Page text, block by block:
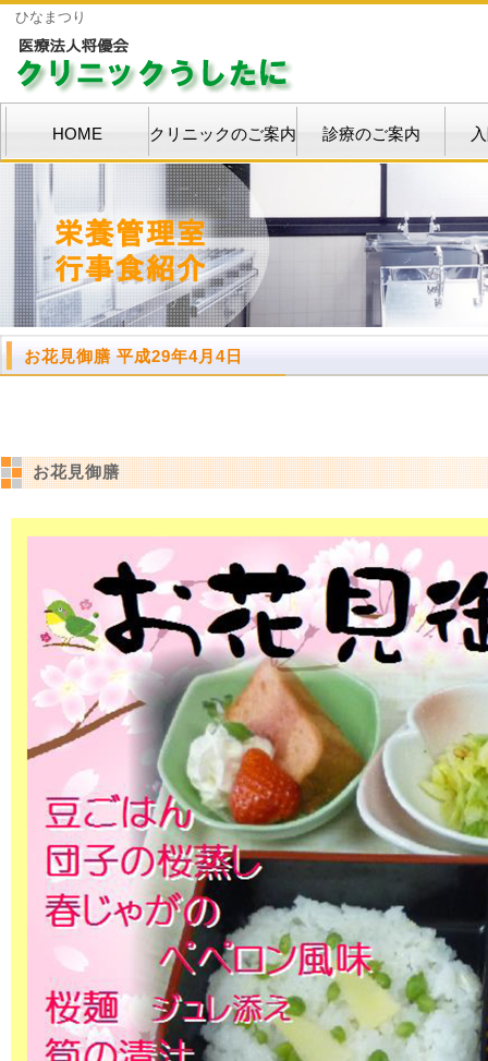
ひなまつり
HOME クリニックのご案内 診療のご案内
お花見御膳 平成29年4月4日
お花見御膳